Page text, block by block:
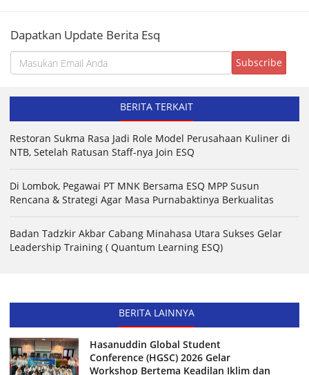
Dapatkan Update Berita Esq
BERITA TERKAIT
Restoran Sukma Rasa Jadi Role Model Perusahaan Kuliner di
NTB, Setelah Ratusan Staff-nya Join ESQ
Di Lombok, Pegawai PT MNK Bersama ESQ MPP Susun
Rencana & Strategi Agar Masa Purnabaktinya Berkualitas
Badan Tadzkir Akbar Cabang Minahasa Utara Sukses Gelar
Leadership Training ( Quantum Learning ESQ)
BERITA LAINNYA
Hasanuddin Global Student
Conference (HGSC) 2026 Gelar
Workshop Bertema Keadilan Iklim dan